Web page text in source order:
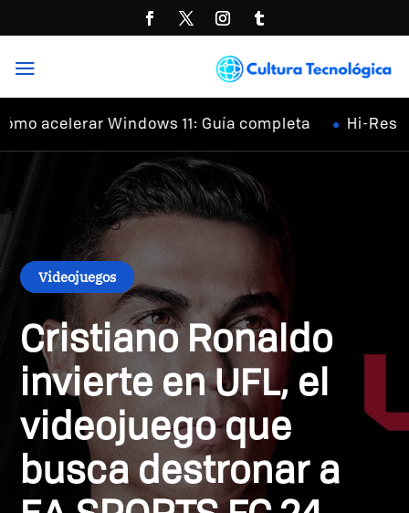
a
Windows 11: Guía completa Hi-Res
Videojuegos
Cristiano Ronaldo
invierte en UFL, el
videojuego que
busca destronar a